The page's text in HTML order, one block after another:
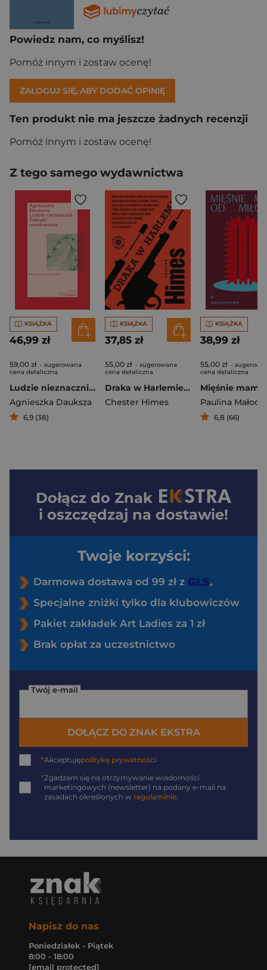
Powiedz nam, co myślisz!
Pomóż innym i zostaw ocenę!
ZALOGUJ SIĘ, ABY DODAĆ OPINIĘ
Ten produkt nie ma jeszcze żadnych recenzji
Pomóż innym i zostaw ocenę!
Z tego samego wydawnictwa
KSIĄŻKA
46,99 zł
59,00 zł - sugerowana
cena detaliczna
Ludzie nieznaczni. Taktyki przetrwania
Agnieszka Dauksza
6,9 (38)
KSIĄŻKA
37,85 zł
55,00 zł - sugerowana
cena detaliczna
Draka w Harlemie. Gliniarze z Harlemu. 1
Chester Himes
KSIĄŻKA
38,99 zł
55,00 zł -
cena detaliczna
Paulina
6,8 (66)
Dołącz do Znak
i oszczędzaj na dostawie!
Twoje korzyści:
Darmowa dostawa od 99 zł z
Specjalne zniżki tylko dla klubowiczów
Pakiet zakładek Art Ladies za 1 zł
Brak opłat za uczestnictwo
Twój e-mail
DOŁĄCZ DO ZNAK EKSTRA
*Akceptujępolitykę prywatności
*Zgadzam się na otrzymywanie wiadomości
marketingowych (newsletter) na podany e-mail na
zasadach określonych w regulaminie
Napisz do nas
Poniedziałek - Piątek
8:00 - 18:00
[email protected]